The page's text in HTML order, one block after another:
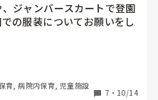
ジャンバースカートで登園
の服装についてお願いをし
くれません。滑る、引っか
えまでオシャレ着で(^_^;)
らせ等も効き目がありませ
育, 病院内保育, 児童施設
7 ・ 10/14